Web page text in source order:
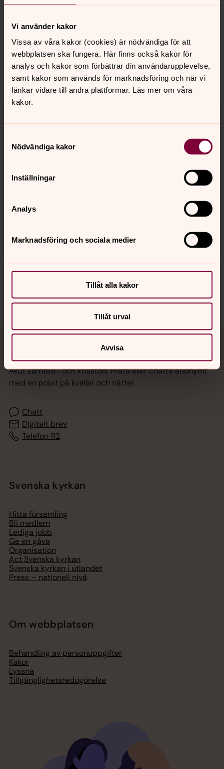
Vi använder kakor
Vissa av våra kakor (cookies) är nödvändiga för att
webbplatsen ska fungera. Här finns också kakor för
analys och kakor som förbättrar din användarupplevelse,
samt kakor som används för marknadsföring och när vi
länkar vidare till andra plattformar. Läs mer om våra
kakor.
Nödvändiga kakor
Inställningar
Analys
Marknadsföring och sociala medier
Tillåt alla kakor
Tillåt urval
Avvisa
Synpunkter eller frågor på sidans
innehåll?
veddige.pastorat@svenskakyrkan.se
Dela
Tillbaka till toppen
Tillbaka till innehållet
Sociala kanaler
Jourhavande präst
Akut samtals- och krisstöd. Prata eller chatta anonymt
med en präst på kvällar och nätter.
Chatt
Digitalt brev
Telefon 112
Svenska kyrkan
Hitta församling
Bli medlem
Lediga jobb
Ge en gåva
Organisation
Act Svenska kyrkan
Svenska kyrkan i utlandet
Press – nationell nivå
Om webbplatsen
Behandling av personuppgifter
Kakor
Lyssna
Tillgänglighetsredogörelse